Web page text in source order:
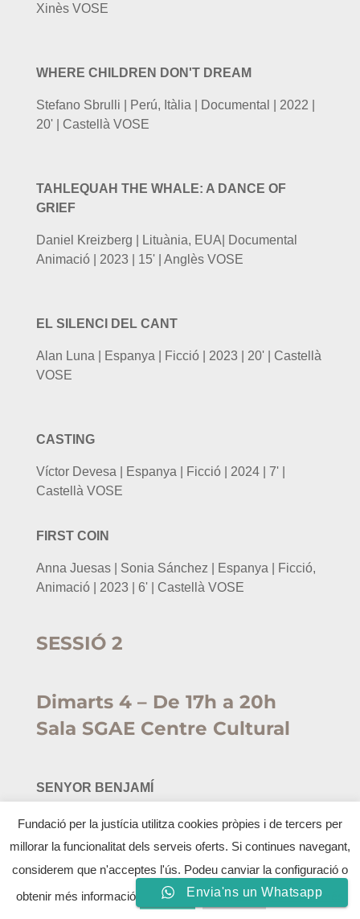
Xinès VOSE
WHERE CHILDREN DON'T DREAM
Stefano Sbrulli | Perú, Itàlia | Documental | 2022 |
20' | Castellà VOSE
TAHLEQUAH THE WHALE: A DANCE OF
GRIEF
Daniel Kreizberg | Lituània, EUA| Documental
Animació | 2023 | 15' | Anglès VOSE
EL SILENCI DEL CANT
Alan Luna | Espanya | Ficció | 2023 | 20' | Castellà
VOSE
CASTING
Víctor Devesa | Espanya | Ficció | 2024 | 7' |
Castellà VOSE
FIRST COIN
Anna Juesas | Sonia Sánchez | Espanya | Ficció,
Animació | 2023 | 6' | Castellà VOSE
SESSIÓ 2
Dimarts 4 – De 17h a 20h
Sala SGAE Centre Cultural
SENYOR BENJAMÍ
Iván Zahínos | Espanya | Documental | 2024 | 29' |
Castellà VOSE
PUEL
Sara Sarrablo Asensio | Espanya | Documental |
Envia'ns un Whatsapp